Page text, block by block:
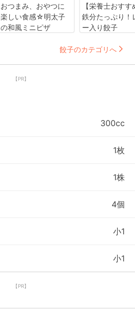
おつまみ、おやつに
楽しい食感☆明太子
の和風ミニピザ
【栄養士おすす
鉄分たっぷり！
ー入り餃子
餃子のカテゴリへ
【PR】
300cc
1枚
1株
4個
小1
小1
【PR】